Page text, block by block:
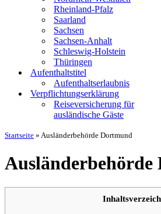
Rheinland-Pfalz
Saarland
Sachsen
Sachsen-Anhalt
Schleswig-Holstein
Thüringen
Aufenthaltstitel
Aufenthaltserlaubnis
Verpflichtungserklärung
Reiseversicherung für
ausländische Gäste
Startseite » Ausländerbehörde Dortmund